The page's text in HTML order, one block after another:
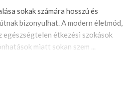
sokak számára hosszú és
bizonyulhat. A modern életmód,
egészségtelen étkezési szokások
miatt sokan szem ...